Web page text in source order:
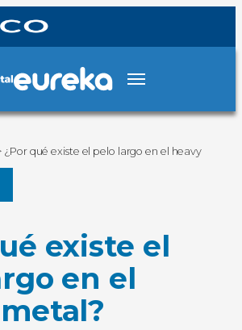
¿Por qué existe el pelo largo en el heavy
existe el
en el